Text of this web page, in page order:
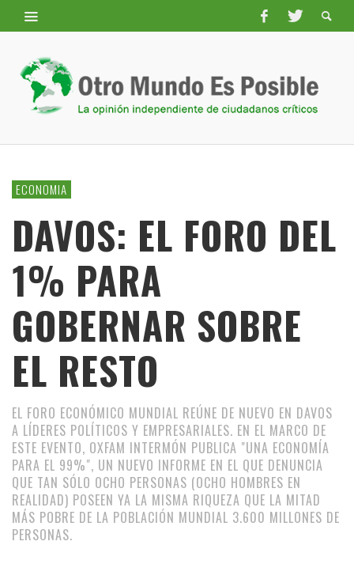
ECONOMIA
DAVOS: EL FORO DEL
1% PARA
GOBERNAR SOBRE
EL RESTO
EL FORO ECONÓMICO MUNDIAL REÚNE DE NUEVO EN DAVOS
A LÍDERES POLÍTICOS Y EMPRESARIALES. EN EL MARCO DE
ESTE EVENTO, OXFAM INTERMÓN PUBLICA "UNA ECONOMÍA
PARA EL 99%", UN NUEVO INFORME EN EL QUE DENUNCIA
QUE TAN SÓLO OCHO PERSONAS (OCHO HOMBRES EN
REALIDAD) POSEEN YA LA MISMA RIQUEZA QUE LA MITAD
MÁS POBRE DE LA POBLACIÓN MUNDIAL 3.600 MILLONES DE
PERSONAS.